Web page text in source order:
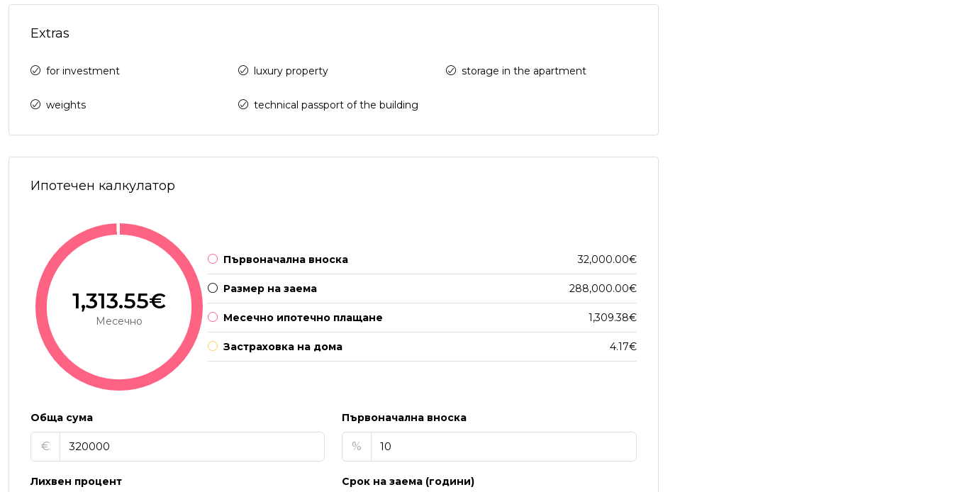
Extras
for investment luxury property storage in the apartment
weights technical passport of the building
Ипотечен калкулатор
1,313.55€
Месечно
Първоначална вноска 32,000.00€
Размер на заема 288,000.00€
Месечно ипотечно плащане 1,309.38€
Застраховка на дома 4.17€
Обща сума
€
Първоначална вноска
%
Лихвен процент Срок на заема (години)